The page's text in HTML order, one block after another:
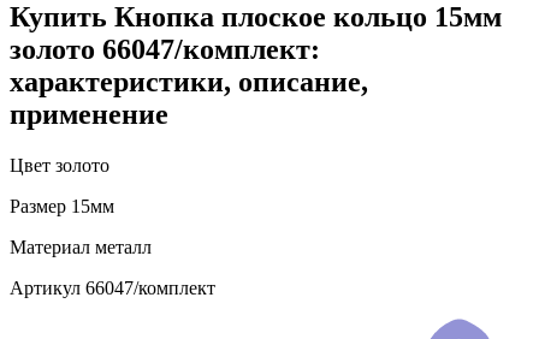
Купить Кнопка плоское кольцо 15мм
золото 66047/комплект:
характеристики, описание,
применение
Цвет золото
Размер 15мм
Материал металл
Артикул 66047/комплект